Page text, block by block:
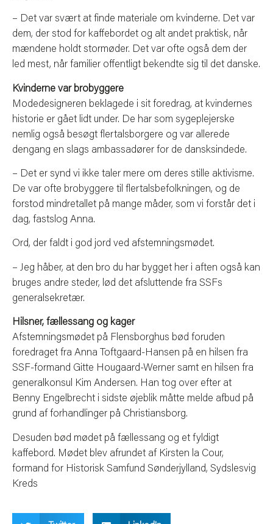
– Det var svært at finde materiale om kvinderne. Det var
dem, der stod for kaffebordet og alt andet praktisk, når
mændene holdt stormøder. Det var ofte også dem der
led mest, når familier offentligt bekendte sig til det danske.
Kvinderne var brobyggere
Modedesigneren beklagede i sit foredrag, at kvindernes
historie er gået lidt under. De har som sygeplejerske
nemlig også besøgt flertalsborgere og var allerede
dengang en slags ambassadører for de dansksindede.
– Det er synd vi ikke taler mere om deres stille aktivisme.
De var ofte brobyggere til flertalsbefolkningen, og de
forstod mindretallet på mange måder, som vi forstår det i
dag, fastslog Anna.
Ord, der faldt i god jord ved afstemningsmødet.
– Jeg håber, at den bro du har bygget her i aften også kan
bruges andre steder, lød det afsluttende fra SSFs
generalsekretær.
Hilsner, fællessang og kager
Afstemningsmødet på Flensborghus bød foruden
foredraget fra Anna Toftgaard-Hansen på en hilsen fra
SSF-formand Gitte Hougaard-Werner samt en hilsen fra
generalkonsul Kim Andersen. Han tog over efter at
Benny Engelbrecht i sidste øjeblik måtte melde afbud på
grund af forhandlinger på Christiansborg.
Desuden bød mødet på fællessang og et fyldigt
kaffebord. Mødet blev afrundet af Kirsten la Cour,
formand for Historisk Samfund Sønderjylland, Sydslesvig
Kreds